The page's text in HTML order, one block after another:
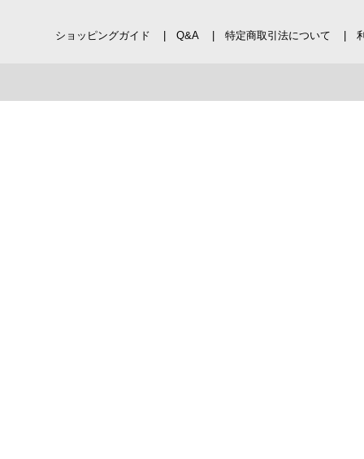
ショッピングガイド Q&A 特定商取引法について